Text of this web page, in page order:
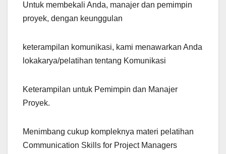
Untuk membekali Anda, manajer dan pemimpin
proyek, dengan keunggulan
keterampilan komunikasi, kami menawarkan Anda
lokakarya/pelatihan tentang Komunikasi
Keterampilan untuk Pemimpin dan Manajer
Proyek.
Menimbang cukup kompleknya materi pelatihan
Communication Skills for Project Managers